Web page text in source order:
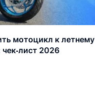
мотоцикл к летнему
2026